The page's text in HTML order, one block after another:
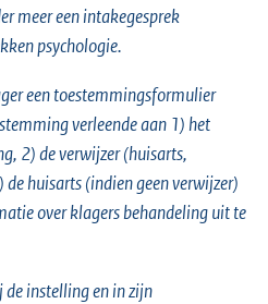
meer een intakegesprek
psychologie.
een toestemmingsformulier
verleende aan 1) het
2) de verwijzer (huisarts,
huisarts (indien geen verwijzer)
over klagers behandeling uit te
de instelling en in zijn